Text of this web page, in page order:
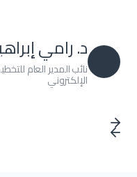
د. رامي
نائب المدير العام
الإلكتروني